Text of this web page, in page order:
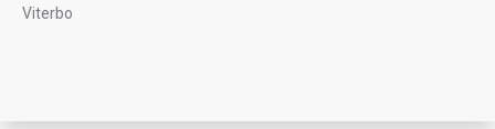
Viterbo